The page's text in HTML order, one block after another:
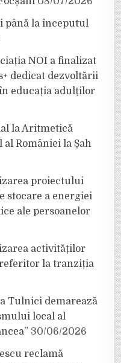
până la începutul
NOI a finalizat
dedicat dezvoltării
educația adulților
la Aritmetică
României la Șah
proiectului
stocare a energiei
ale persoanelor
activităților
la tranziția
Tulnici demarează
local al
30/06/2026
reclamă